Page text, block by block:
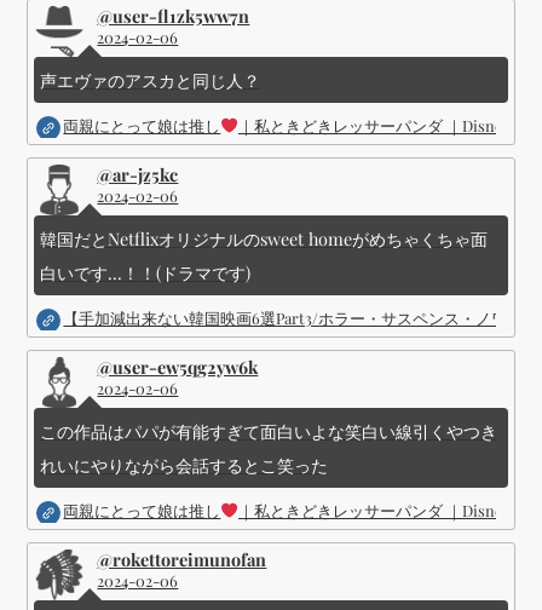
@user-fl1zk5ww7n
2024-02-06
声エヴァのアスカと同じ人？
両親にとって娘は推し ｜私ときどきレッサーパンダ ｜Disney (
@ar-jz5kc
2024-02-06
韓国だとNetflixオリジナルのsweet homeがめちゃくちゃ面
白いです...！！(ドラマです)
【手加減出来ない韓国映画6選Part3/ホラー・サスペンス・ノワー
@user-ew5qg2yw6k
2024-02-06
この作品はパパが有能すぎて面白いよな笑白い線引くやつき
れいにやりながら会話するとこ笑った
両親にとって娘は推し ｜私ときどきレッサーパンダ ｜Disney (
@rokettoreimunofan
2024-02-06